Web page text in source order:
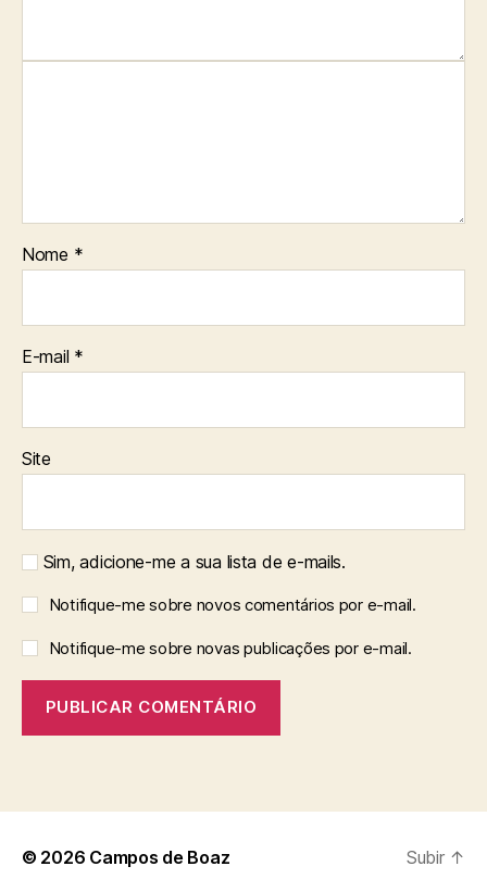
Nome *
E-mail *
Site
Sim, adicione-me a sua lista de e-mails.
Notifique-me sobre novos comentários por e-mail.
Notifique-me sobre novas publicações por e-mail.
© 2026 Campos de Boaz Subir ↑